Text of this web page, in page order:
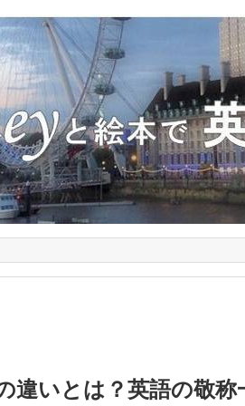
違いとは？英語の敬称